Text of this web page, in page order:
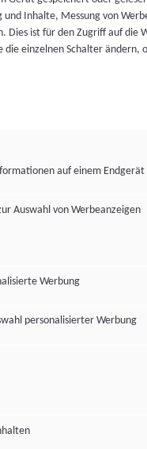
Inhalte, Messung von
Dies ist für den Zugriff auf
die einzelnen Schalter
auf einem Endgerät
Auswahl von Werbeanzeigen
Werbung
personalisierter Werbung